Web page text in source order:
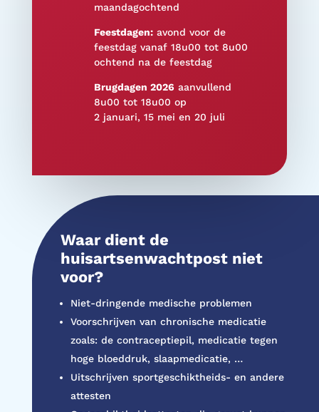
maandagochtend
Feestdagen:avond voor de
feestdag vanaf 18u00 tot 8u00
ochtend na de feestdag
Brugdagen 2026 aanvullend
8u00 tot 18u00 op
2 januari, 15 mei en 20 juli
Waar dient de
huisartsenwachtpost niet
voor?
Niet-dringende medische problemen
Voorschrijven van chronische medicatie
zoals: de contraceptiepil, medicatie tegen
hoge bloeddruk, slaapmedicatie, …
Uitschrijven sportgeschiktheids- en andere
attesten